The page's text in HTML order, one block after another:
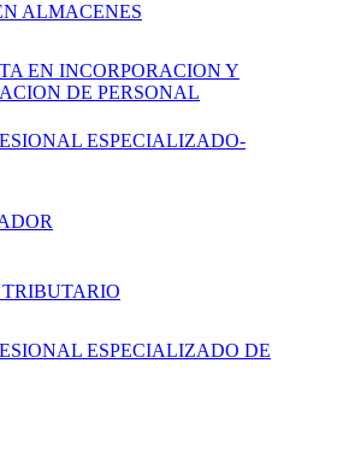
ALMACENES
EN INCORPORACION Y
DE PERSONAL
ESPECIALIZADO-
ESPECIALIZADO DE